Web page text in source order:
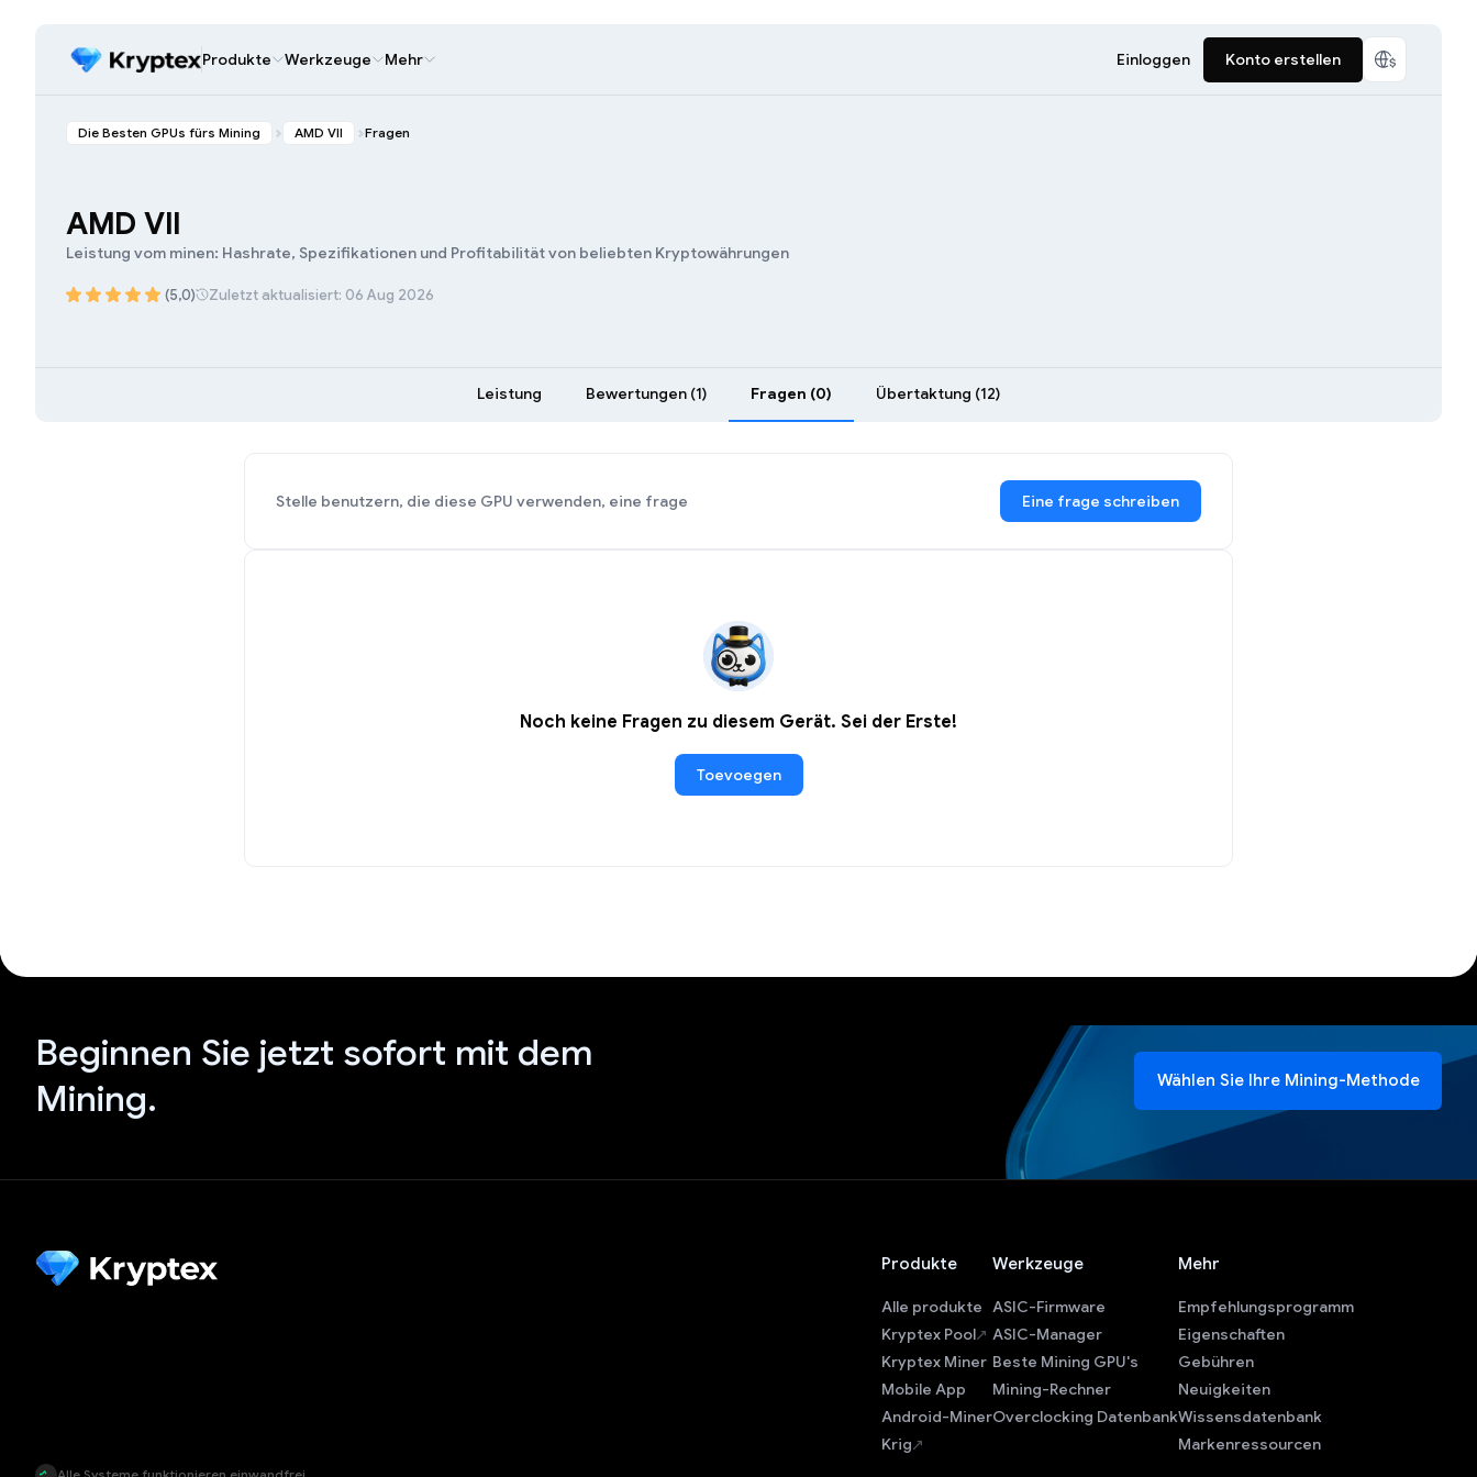
Produkte Werkzeuge Mehr Einloggen Konto erstellen
Die Besten GPUs fürs Mining AMD VII Fragen
AMD VII
Leistung vom minen: Hashrate, Spezifikationen und Profitabilität von beliebten Kryptowährungen
(5,0) Zuletzt aktualisiert: 06 Aug 2026
Leistung Bewertungen (1) Fragen (0) Übertaktung (12)
Stelle benutzern, die diese GPU verwenden, eine frage Eine frage schreiben
Noch keine Fragen zu diesem Gerät. Sei der Erste!
Toevoegen
Beginnen Sie jetzt sofort mit dem
Mining.
Wählen Sie Ihre Mining-Methode
Produkte
Alle produkte
Kryptex Pool
Kryptex Miner
Mobile App
Android-Miner
Krig
Werkzeuge
ASIC-Firmware
ASIC-Manager
Beste Mining GPU's
Mining-Rechner
Overclocking Datenbank
Mehr
Empfehlungsprogramm
Eigenschaften
Gebühren
Neuigkeiten
Wissensdatenbank
Markenressourcen